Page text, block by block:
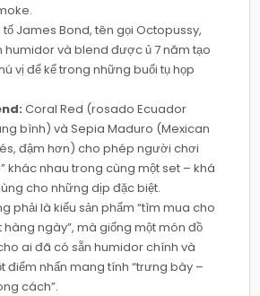
tố James Bond, tên gọi Octopussy,
và blend được ủ 7 năm tạo
vị để kể trong những buổi tụ họp
Coral Red (rosado Ecuador
bình) và Sepia Maduro (Mexican
đậm hơn) cho phép người chơi
khác nhau trong cùng một set – khá
cho những dịp đặc biệt.
phải là kiểu sản phẩm “tìm mua cho
ngày”, mà giống một món đồ
ai đã có sẵn humidor chính và
điểm nhấn mang tính “trưng bày –
cách”.